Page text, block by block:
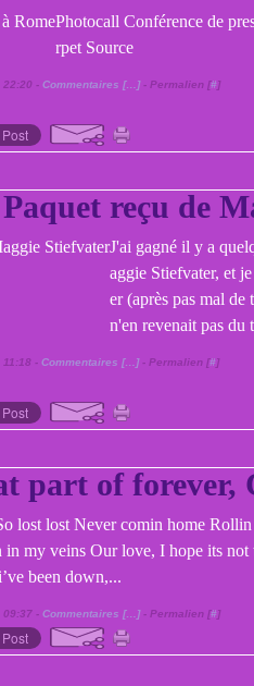
Photocall Conférence de
rpet Source
22:20 - Commentaires [… ]- Permalien [#]
Paquet reçu de
J'ai gagné il y a
aggie Stiefvater, et
er (après pas mal
n'en revenait pas du
- Commentaires [… ]- Permalien [#]
part of forever,
lost lost Never comin home
my veins Our love, I hope its not
been down,...
09:37 - Commentaires [… ]- Permalien [#]